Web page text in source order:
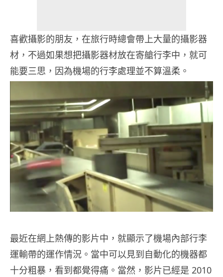
喜歡攝影的朋友，在旅行時總會帶上大量的攝影器
材，不過如果想把攝影器材放在寄艙行李中，就可
能要三思，因為機場的行李處理並不算溫柔。
最近在網上熱傳的影片中，就顯示了機場內部行李
運輸帶的運作情況。當中可以見到自動化的機器都
十分粗暴，看到都覺得痛。當然，影片已經是 2010